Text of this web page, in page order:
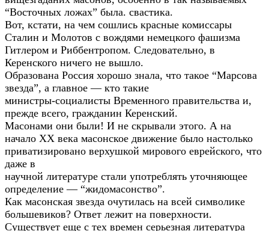
“Восточных ложах” была. свастика.
Вот, кстати, на чем сошлись красные комиссары
Сталин и Молотов с вождями немецкого фашизма
Гитлером и Риббентропом. Следовательно, в
Керенского ничего не вышло.
Образована Россия хорошо знала, что такое “Марсова
звезда”, а главное — кто такие
министры-социалисты Временного правительства и,
прежде всего, гражданин Керенский.
Масонами они были! И не скрывали этого. А на
начало ХХ века масонское движение было настолько
приватизировано верхушкой мирового еврейского, что
даже в
научной литературе стали употреблять уточняющее
определение — “жидомасонство”.
Как масонская звезда очутилась на всей символике
большевиков? Ответ лежит на поверхности.
Существует еще с тех времен серьезная литература